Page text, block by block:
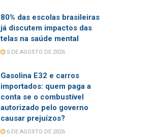
80% das escolas brasileiras
já discutem impactos das
telas na saúde mental
5 DE AGOSTO DE 2026
Gasolina E32 e carros
importados: quem paga a
conta se o combustível
autorizado pelo governo
causar prejuízos?
6 DE AGOSTO DE 2026